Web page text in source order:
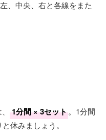
、中央、右と各線をまた
1分間 × 3セット。1分間
休みましょう。